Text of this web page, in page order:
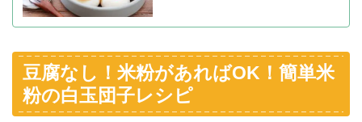
豆腐なし！米粉があればOK！簡単米
粉の白玉団子レシピ